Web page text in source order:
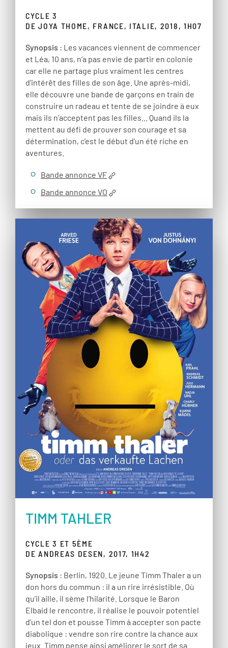
CYCLE 3
DE JOYA THOME, FRANCE, ITALIE, 2018, 1H07
Synopsis : Les vacances viennent de commencer
et Léa, 10 ans, n’a pas envie de partir en colonie
car elle ne partage plus vraiment les centres
d’intérêt des filles de son âge. Une après-midi,
elle découvre une bande de garçons en train de
construire un radeau et tente de se joindre à eux
mais ils n’acceptent pas les filles... Quand ils la
mettent au défi de prouver son courage et sa
détermination, c’est le début d’un été riche en
aventures.
Bande annonce VF
Bande annonce VO
TIMM TAHLER
CYCLE 3 ET 5ÈME
DE ANDREAS DESEN, 2017, 1H42
Synopsis : Berlin, 1920. Le jeune Timm Thaler a un
don hors du commun : il a un rire irrésistible. Où
qu’il aille, il sème l’hilarité. Lorsque le Baron
Elbaid le rencontre, il réalise le pouvoir potentiel
d’un tel don et pousse Timm à accepter son pacte
diabolique : vendre son rire contre la chance aux
jeux. Timm pense ainsi améliorer le sort de sa